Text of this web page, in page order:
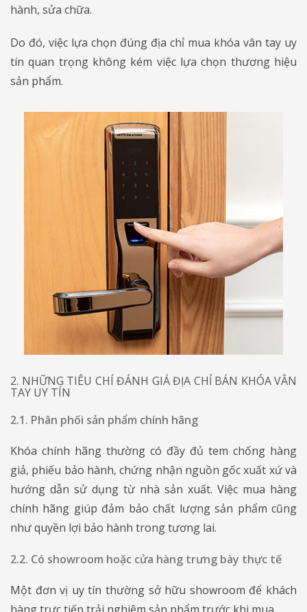
hành, sửa chữa.
Do đó, việc lựa chọn đúng địa chỉ mua khóa vân tay uy
tín quan trọng không kém việc lựa chọn thương hiệu
sản phẩm.
2. NHỮNG TIÊU CHÍ ĐÁNH GIÁ ĐỊA CHỈ BÁN KHÓA VÂN
TAY UY TÍN
2.1. Phân phối sản phẩm chính hãng
Khóa chính hãng thường có đầy đủ tem chống hàng
giả, phiếu bảo hành, chứng nhận nguồn gốc xuất xứ và
hướng dẫn sử dụng từ nhà sản xuất. Việc mua hàng
chính hãng giúp đảm bảo chất lượng sản phẩm cũng
như quyền lợi bảo hành trong tương lai.
2.2. Có showroom hoặc cửa hàng trưng bày thực tế
Một đơn vị uy tín thường sở hữu showroom để khách